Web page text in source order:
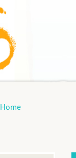
Home